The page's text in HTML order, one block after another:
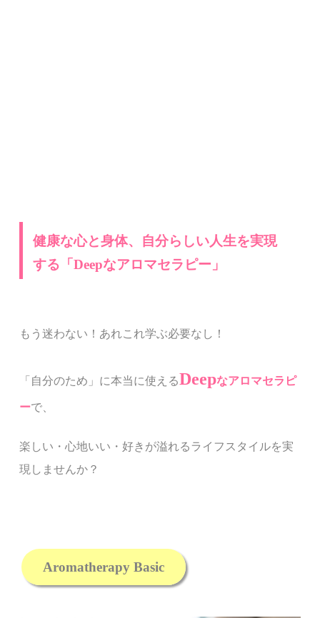
健康な心と身体、自分らしい人生を実現
する「Deepなアロマセラピー」
もう迷わない！あれこれ学ぶ必要なし！
「自分のため」に本当に使えるDeepなアロマセラピ
ーで、
楽しい・心地いい・好きが溢れるライフスタイルを実
現しませんか？
Aromatherapy Basic